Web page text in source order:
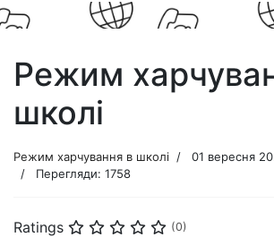
Режим
школі
Режим харчування в школі
01 вересня
Перегляди: 1758
Ratings (0)